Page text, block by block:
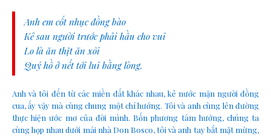
Anh em cốt nhục đồng bào
Kẻ sau người trước phải hầu cho vui
Lo là ăn thịt ăn xôi
Quý hồ ở nết tới lui bằng lòng.
Anh và tôi đến từ các miền đất khác nhau, kẻ nước mặn người đồng
cua, ấy vậy mà cùng chung một chí hướng. Tôi và anh cùng lên đường
thực hiện ước mơ của đời mình. Bốn phương tám hướng, chúng ta
cùng họp nhau dưới mái nhà Don Bosco, tôi và anh tay bắt mặt mừng,